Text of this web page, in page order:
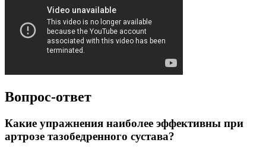
Вопрос-ответ
Какие упражнения наиболее эффективны при
артрозе тазобедренного сустава?